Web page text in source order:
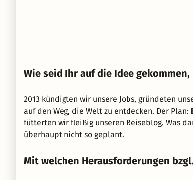
Wie seid Ihr auf die Idee
2013 kündigten wir unsere Jobs, gründeten
auf den Weg, die Welt zu entdecken. Der Plan:
fütterten wir fleißig unseren Reiseblog. Was
überhaupt nicht so geplant.
Mit welchen Herausforderungen